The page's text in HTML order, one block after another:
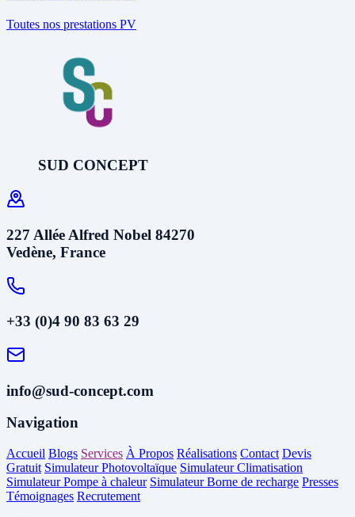
Toutes nos prestations PV
SUD CONCEPT
227 Allée Alfred Nobel 84270
Vedène, France
+33 (0)4 90 83 63 29
info@sud-concept.com
Navigation
Accueil Blogs Services À Propos Réalisations Contact Devis
Gratuit Simulateur Photovoltaïque Simulateur Climatisation
Simulateur Pompe à chaleur Simulateur Borne de recharge Presses
Témoignages Recrutement